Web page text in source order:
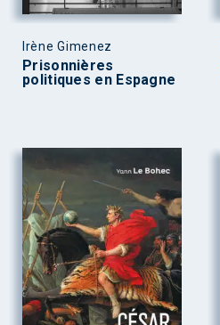
Irène Gimenez
Prisonnières
politiques en Espagne